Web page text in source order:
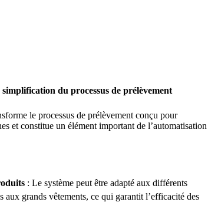
du processus de prélèvement
le processus de prélèvement conçu pour
et constitue un élément important de l’automatisation
: Le système peut être adapté aux différents
aux grands vêtements, ce qui garantit l’efficacité des